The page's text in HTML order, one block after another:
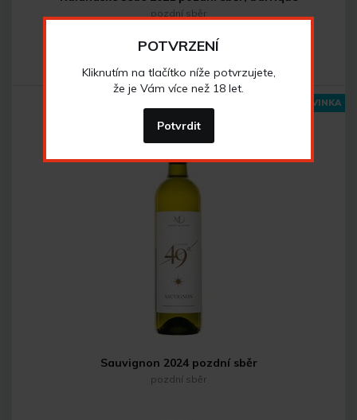
pozdní sběr
Sauvignon 2024 pozdní sběr
pozdní sběr
NOVINKA
POTVRZENÍ
Kliknutím na tlačítko níže potvrzujete,
že je Vám více než 18 let.
Potvrdit